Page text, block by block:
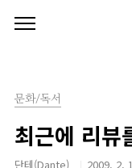
문화/독서
최근에 리뷰
단테(Dante) 2009. 2.